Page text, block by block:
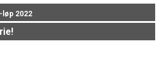
) doběhl v čase 29:37 (7)
) doběhl v čase 52:07 (10)
2022